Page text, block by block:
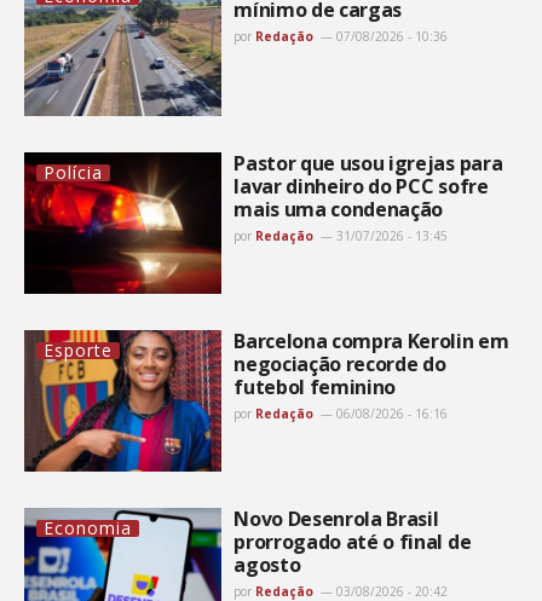
mínimo de cargas
por Redação 07/08/2026 - 10:36
Polícia
Pastor que usou igrejas para
lavar dinheiro do PCC sofre
mais uma condenação
por Redação 31/07/2026 - 13:45
Esporte
Barcelona compra Kerolin em
negociação recorde do
futebol feminino
por Redação 06/08/2026 - 16:16
Economia
Novo Desenrola Brasil
prorrogado até o final de
agosto
por Redação 03/08/2026 - 20:42